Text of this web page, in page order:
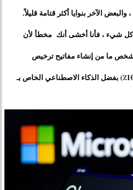
والبعض الآخر بنوايا أكثر قتامة قليلاً.
كل شيء ، فأنا أخشى أنك مخطأ لأن
شخص ما من إنشاء مفاتيح ترخيص
الويندوز (صالحة بنسبة 100٪) بفضل الذكاء الاصطناعي الخاص بـ